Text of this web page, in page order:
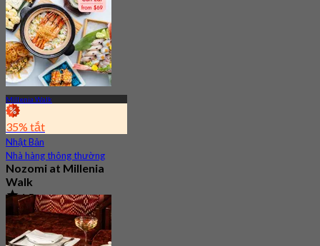
TừS$ 70
Millenia Walk
35% tắt
Nhật Bản
Nhà hàng thông thường
Nozomi at Millenia
Walk
4.5
3.1K Đã đặt chỗ
TừS$ 37.5